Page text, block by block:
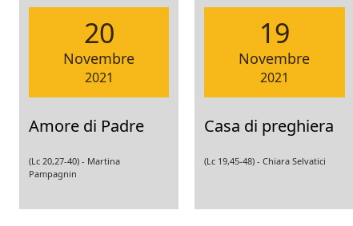
20
Novembre
2021
Amore di Padre
(Lc 20,27-40) - Martina
Pampagnin
19
Novembre
2021
Casa di preghiera
(Lc 19,45-48) -Chiara Selvatici